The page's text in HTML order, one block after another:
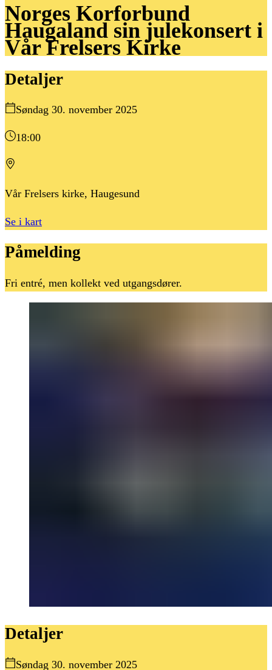
Norges Korforbund
Haugaland sin julekonsert i
VårFrelsers Kirke
Detaljer
Søndag 30. november 2025
18:00
Vår Frelsers kirke, Haugesund
Se i kart
Påmelding
Fri entré, men kollekt ved utgangsdører.
Detaljer
Søndag 30. november 2025